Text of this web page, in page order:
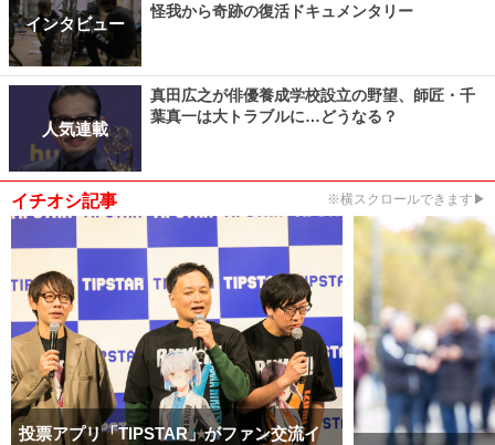
インタビュー
怪我から奇跡の復活ドキュメンタリー
人気連載
真田広之が俳優養成学校設立の野望、師匠・千
葉真一は大トラブルに…どうなる？
イチオシ記事 ※横スクロールできます▶
投票アプリ「TIPSTAR」がファン交流イ